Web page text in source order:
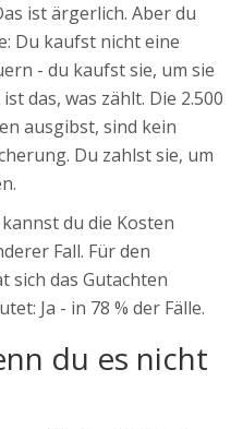
ist ärgerlich. Aber du
Du kaufst nicht eine
- du kaufst sie, um sie
das, was zählt. Die 2.500
ausgibst, sind kein
Du zahlst sie, um
du die Kosten
Fall. Für den
sich das Gutachten
Ja - in 78 % der Fälle.
du es nicht